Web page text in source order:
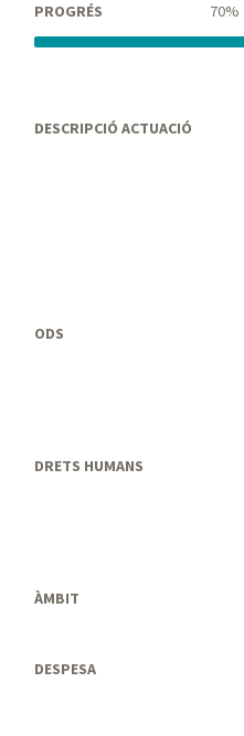
PROGRÉS 70%
DESCRIPCIÓ ACTUACIÓ
ODS
DRETS HUMANS
ÀMBIT
DESPESA